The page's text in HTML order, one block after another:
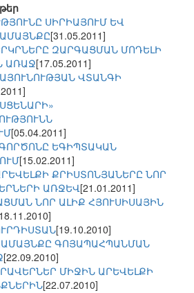
ՍԻՐԻԱՅՈՒՄ ԵՎ
[31.05.2011]
ԶԱՐԳԱՑՄԱՆ ՄՈԴԵԼԻ
ԱՌԱՋ[17.05.2011]
ՎՏԱՆԳԻ
[05.04.2011]
ԵԳԻՊՏԱԿԱՆ
[15.02.2011]
ՔՐԻՍՏՈՆՅԱՆԵՐԸ ՆՈՐ
ԱՌՋԵՎ[21.01.2011]
ՆՈՐ ԱԼԻՔ ՀՅՈՒՍԻՍԱՅԻՆ
[19.10.2010]
ԳՈՅԱՊԱՀՊԱՆՄԱՆ
[22.09.2010]
ՄԻՋԻՆ ԱՐԵՎԵԼՔԻ
[22.07.2010]